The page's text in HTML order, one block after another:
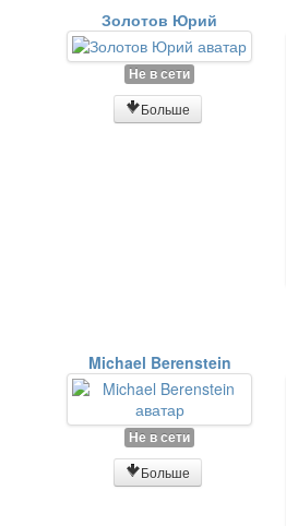
Золотов Юрий
Не в сети
Больше
Michael Berenstein
Не в сети
Больше